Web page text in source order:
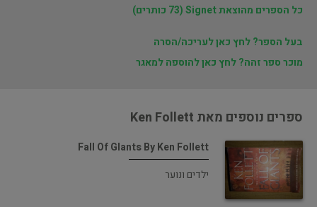
כל הספרים מהוצאת Signet (73 כותרים)
בעל הספר? לחץ כאן לעריכה/הסרה
מוכר ספר זהה? לחץ כאן להוספה למאגר
ספרים נוספים מאת Ken Follett
Fall Of Glants By Ken Follett
ילדים ונוער